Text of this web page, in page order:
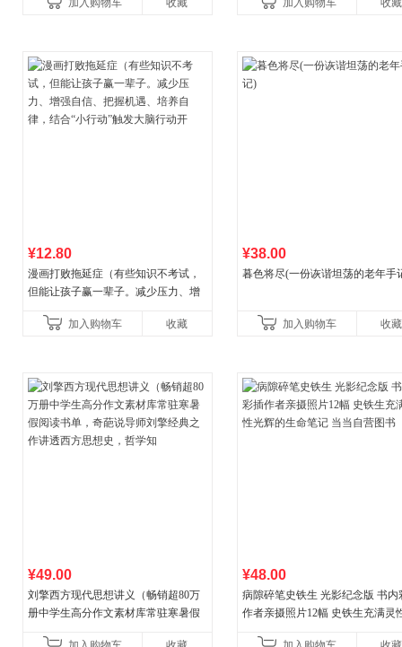
加入购物车
收藏
加入购物车
收藏
¥12.80
漫画打败拖延症（有些知识不考试，
但能让孩子赢一辈子。减少压力、增
合“小行动”触发大脑行动开
加入购物车 收藏
¥38.00
暮色将尽(一份诙谐坦荡的老年手
加入购物车 收藏
¥49.00
刘擎西方现代思想讲义（畅销超80万
册中学生高分作文素材库常驻寒暑假
¥48.00
病隙碎笔史铁生 光影纪念版 书内
作者亲摄照片12幅 史铁生充满灵